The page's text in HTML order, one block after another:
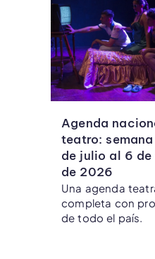
Agenda
teatro:
de julio al 6
de 2026
Una agenda
completa con
de todo el país.